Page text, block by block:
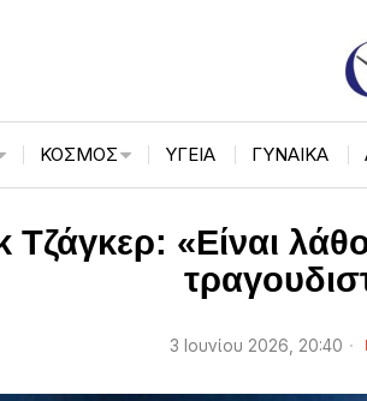
ΚΟΣΜΟΣ ΥΓΕΙΑ ΓΥΝΑΙΚΑ
Τζάγκερ: «Είναι
3 Ιουνίου 2026, 20:40